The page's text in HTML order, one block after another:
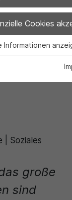
| Soziales
große
sind
Cookies
für
statistischen
zu
im
dazu benutzt,
Informationen